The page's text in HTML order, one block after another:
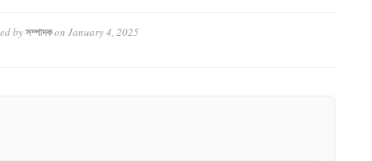
by সম্পাদকon January 4, 2025